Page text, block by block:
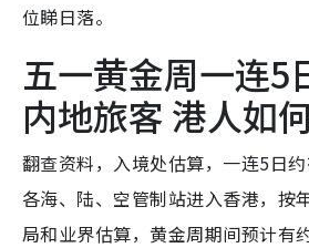
位睇日落。
五一黄金周一连5
内地旅客 港人如
翻查资料，入境处估算，一连5日
各海、陆、空管制站进入香港，按
局和业界估算，黄金周期间预计有